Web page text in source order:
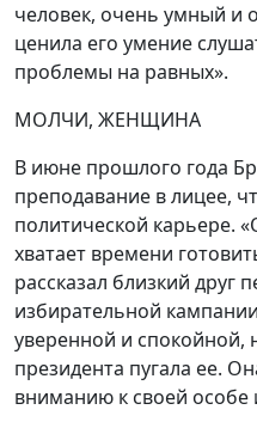
человек, очень умный и
ценила его умение
проблемы на равных».
МОЛЧИ, ЖЕНЩИНА
В июне прошлого года
преподавание в лицее,
политической карьере.
хватает времени
рассказал близкий друг
избирательной
уверенной и спокойной,
президента пугала ее.
вниманию к своей особе